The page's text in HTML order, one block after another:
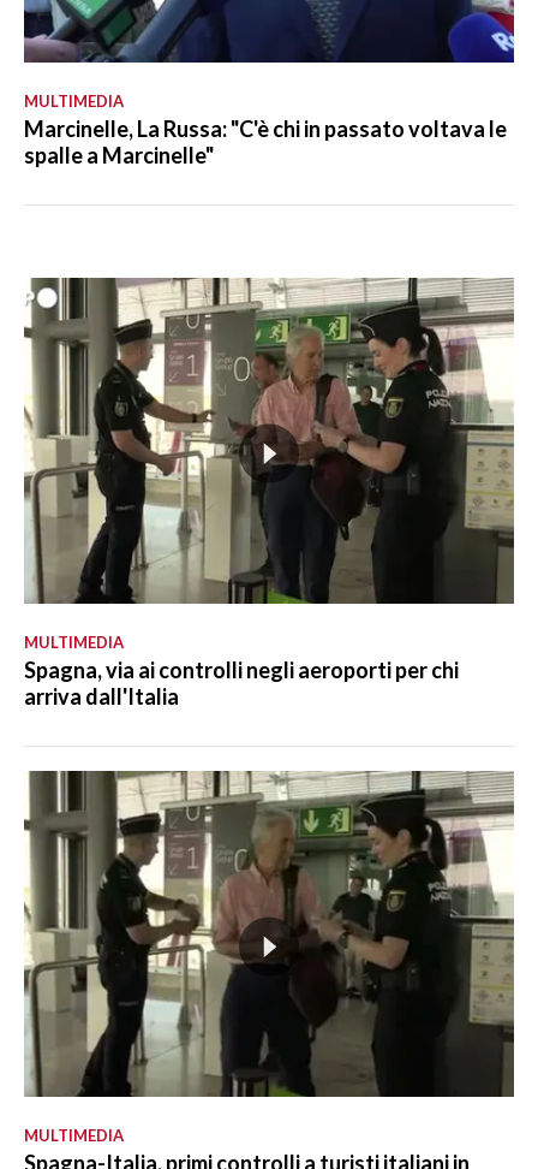
MULTIMEDIA
Marcinelle, La Russa: "C'è chi in passato voltava le
spalle a Marcinelle"
MULTIMEDIA
Spagna, via ai controlli negli aeroporti per chi
arriva dall'Italia
MULTIMEDIA
Spagna-Italia, primi controlli a turisti italiani in